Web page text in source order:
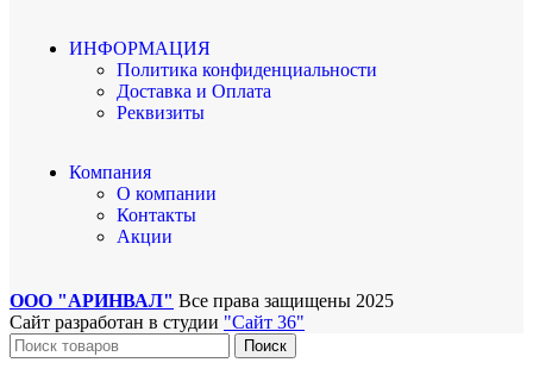
ИНФОРМАЦИЯ
Политика конфиденциальности
Доставка и Оплата
Реквизиты
Компания
О компании
Контакты
Акции
ООО "АРИНВАЛ" Все права защищены 2025
Сайт разработан в студии "Сайт 36"
Поиск